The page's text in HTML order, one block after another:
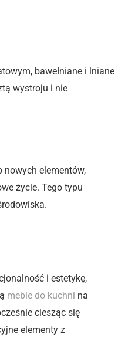
bawełniane i lniane
wystroju i nie
nowych elementów,
życie. Tego typu
i estetykę,
meble do kuchni na
ciesząc się
elementy z